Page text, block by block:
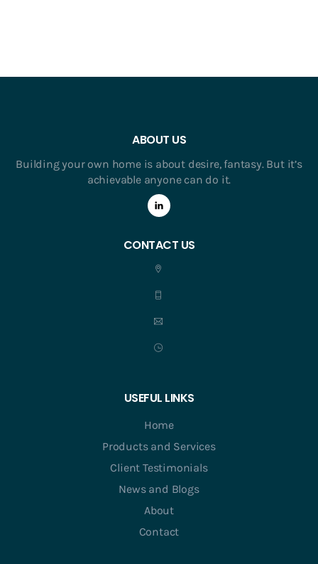
ABOUT US
Building your own home is about desire, fantasy. But it’s
achievable anyone can do it.
CONTACT US
USEFUL LINKS
Home
Products and Services
Client Testimonials
News and Blogs
About
Contact